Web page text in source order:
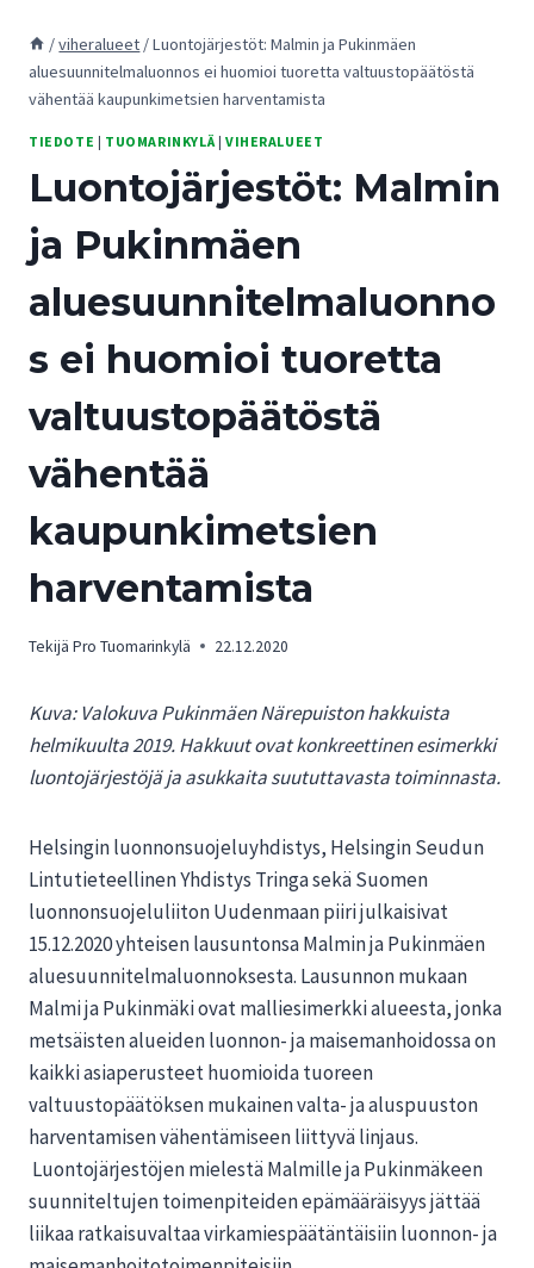
/viheralueet /Luontojärjestöt: Malmin ja Pukinmäen
aluesuunnitelmaluonnos ei huomioi tuoretta valtuustopäätöstä
vähentää kaupunkimetsien harventamista
TIEDOTE | TUOMARINKYLÄ| VIHERALUEET
Luontojärjestöt: Malmin
ja Pukinmäen
aluesuunnitelmaluonno
s ei huomioi tuoretta
valtuustopäätöstä
vähentää
kaupunkimetsien
harventamista
Tekijä Pro Tuomarinkylä 22.12.2020
Kuva: Valokuva Pukinmäen Närepuiston hakkuista
helmikuulta 2019. Hakkuut ovat konkreettinen esimerkki
luontojärjestöjä ja asukkaita suututtavasta toiminnasta.
Helsingin luonnonsuojeluyhdistys, Helsingin Seudun
Lintutieteellinen Yhdistys Tringa sekä Suomen
luonnonsuojeluliiton Uudenmaan piiri julkaisivat
15.12.2020 yhteisen lausuntonsa Malmin ja Pukinmäen
aluesuunnitelmaluonnoksesta. Lausunnon mukaan
Malmi ja Pukinmäki ovat malliesimerkki alueesta, jonka
metsäisten alueiden luonnon- ja maisemanhoidossa on
kaikki asiaperusteet huomioida tuoreen
valtuustopäätöksen mukainen valta- ja aluspuuston
harventamisen vähentämiseen liittyvä linjaus.
Luontojärjestöjen mielestä Malmille ja Pukinmäkeen
suunniteltujen toimenpiteiden epämääräisyys jättää
liikaa ratkaisuvaltaa virkamiespäätäntäisiin luonnon- ja